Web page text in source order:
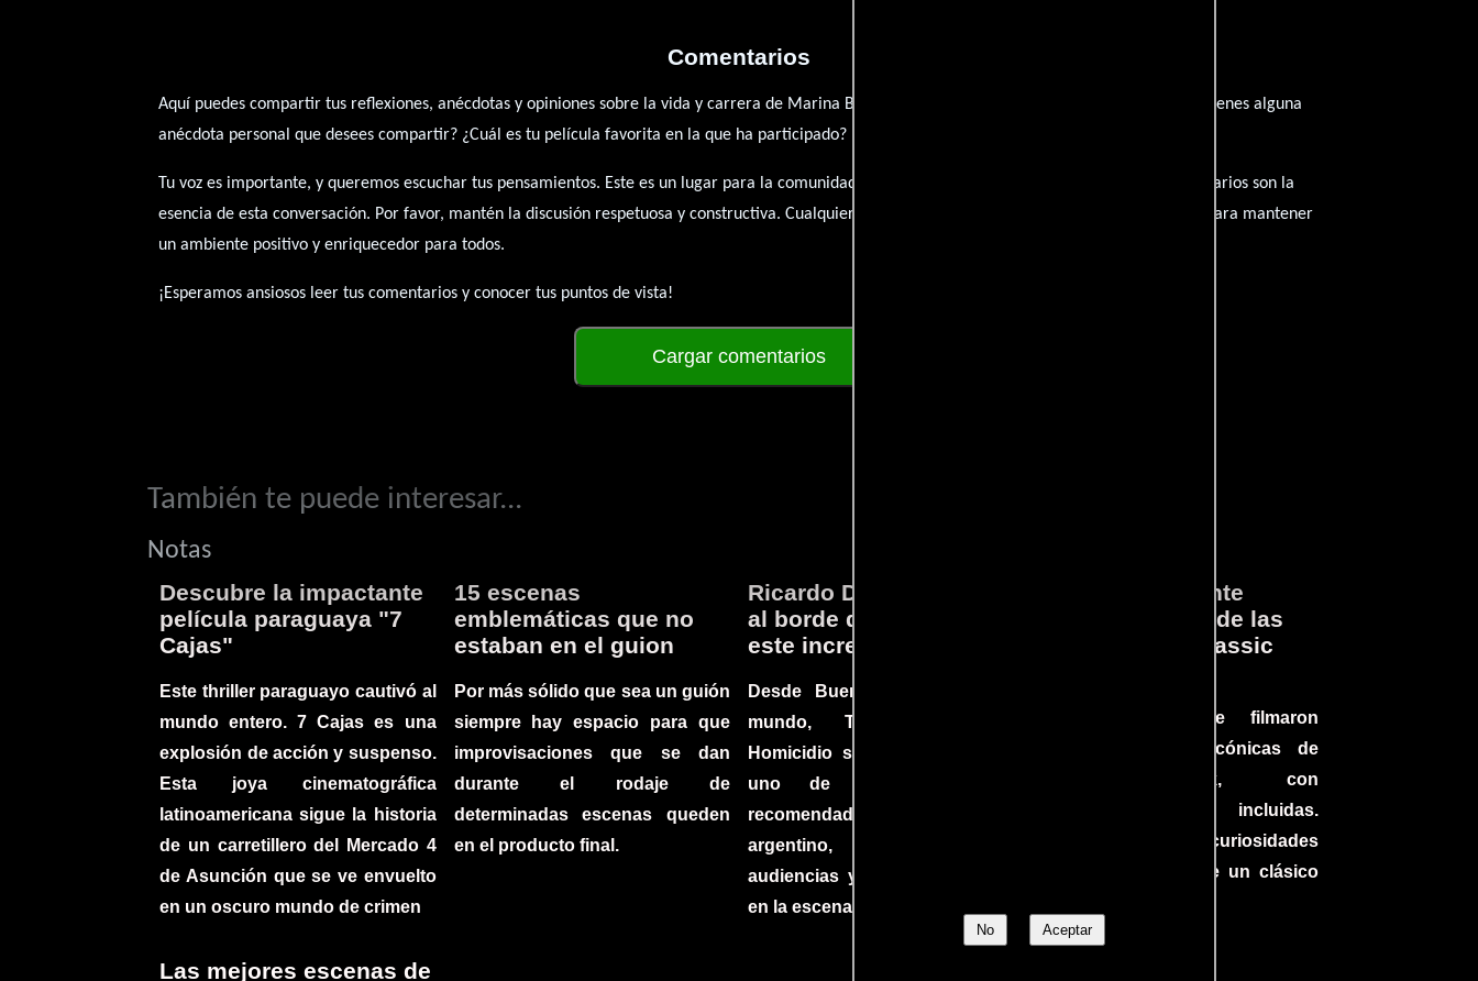
No Aceptar
Comentarios
Aquí puedes compartir tus reflexiones, anécdotas y opiniones sobre la vida y carrera de Marina Bartella. ¿Qué te ha inspirado de su trayectoria? ¿Tienes alguna
anécdota personal que desees compartir? ¿Cuál es tu película favorita en la que ha participado?
Tu voz es importante, y queremos escuchar tus pensamientos. Este es un lugar para la comunidad de admiradores y amantes del cine, y tus comentarios son la
esencia de esta conversación. Por favor, mantén la discusión respetuosa y constructiva. Cualquier forma de contenido inapropiado será eliminado para mantener
un ambiente positivo y enriquecedor para todos.
¡Esperamos ansiosos leer tus comentarios y conocer tus puntos de vista!
Cargar comentarios
También te puede interesar...
Notas
Descubre la impactante
película paraguaya "7
Cajas"
Este thriller paraguayo cautivó al
mundo entero. 7 Cajas es una
explosión de acción y suspenso.
Esta joya cinematográfica
latinoamericana sigue la historia
de un carretillero del Mercado 4
de Asunción que se ve envuelto
en un oscuro mundo de crimen
15 escenas
emblemáticas que no
estaban en el guion
Por más sólido que sea un guión
siempre hay espacio para que
improvisaciones que se dan
durante el rodaje de
determinadas escenas queden
en el producto final.
Ricardo Darín te llevará
al borde del asiento en
este increíble thriller
Desde Buenos Aires hasta el
mundo, Tesis sobre un
Homicidio se ha convertido en
uno de los filmes más
recomendados del cine
argentino, cautivando
audiencias y dejando su huella
en la escena internacional.
Lo que Realmente
Sucedió detrás de las
cámaras en Jurassic
Conoce cómo se filmaron
algunas escenas icónicas de
Jurassic Park, con
improvisaciones incluidas.
¡Descubre las curiosidades
detrás del rodaje de un clásico
Las mejores escenas de